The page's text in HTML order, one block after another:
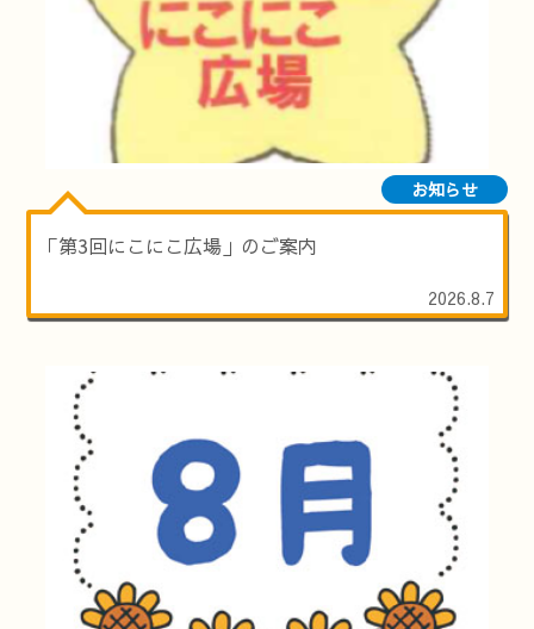
お知らせ
「第3回にこにこ広場」のご案内
2026.8.7